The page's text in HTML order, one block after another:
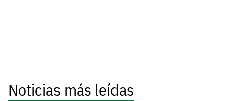
Noticias más leídas